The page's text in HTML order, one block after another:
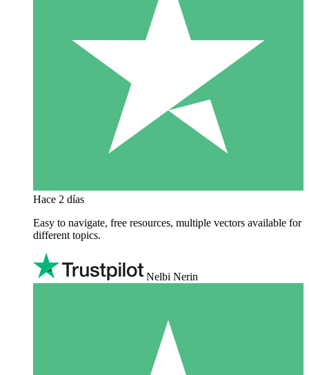
Hace 2 días
Easy to navigate, free resources, multiple vectors available for
different topics.
Nelbi Nerin